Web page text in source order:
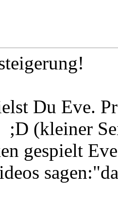
Du Eve.
;D (kleiner
gespielt